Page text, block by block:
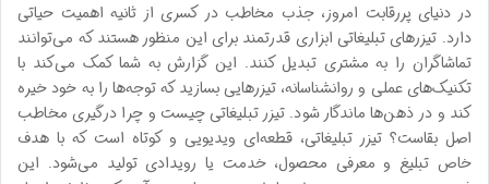
در دنیای پررقابت امروز، جذب مخاطب در کسری از ثانیه اهمیت حیاتی
دارد. تیزرهای تبلیغاتی ابزاری قدرتمند برای این منظور هستند که می‌توانند
تماشاگران را به مشتری تبدیل کنند. این گزارش به شما کمک می‌کند با
تکنیک‌های عملی و روانشناسانه، تیزرهایی بسازید که توجه‌ها را به خود خیره
کند و در ذهن‌ها ماندگار شود. تیزر تبلیغاتی چیست و چرا درگیری مخاطب
اصل بقاست؟ تیزر تبلیغاتی، قطعه‌ای ویدیویی و کوتاه است که با هدف
خاص تبلیغ و معرفی محصول، خدمت یا رویدادی تولید می‌شود. این